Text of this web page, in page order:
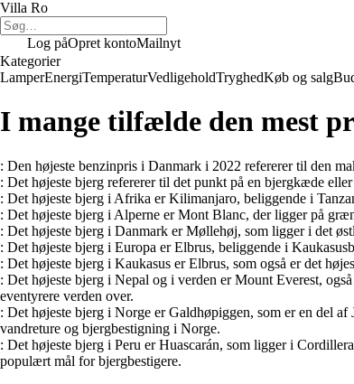
Villa Ro
Log påOpret kontoMailnyt
Kategorier
LamperEnergiTemperaturVedligeholdTryghedKøb og salg
I mange tilfælde den mest
: Den højeste benzinpris i Danmark i 2022 refererer til den
: Det højeste bjerg refererer til det punkt på en bjergkæde
: Det højeste bjerg i Afrika er Kilimanjaro, beliggende i
: Det højeste bjerg i Alperne er Mont Blanc, der ligger på
: Det højeste bjerg i Danmark er Møllehøj, som ligger i det
: Det højeste bjerg i Europa er Elbrus, beliggende i
: Det højeste bjerg i Kaukasus er Elbrus, som også er det
: Det højeste bjerg i Nepal og i verden er Mount Everest,
eventyrere verden over.
: Det højeste bjerg i Norge er Galdhøpiggen, som er en del
vandreture og bjergbestigning i Norge.
: Det højeste bjerg i Peru er Huascarán, som ligger i
populært mål for bjergbestigere.